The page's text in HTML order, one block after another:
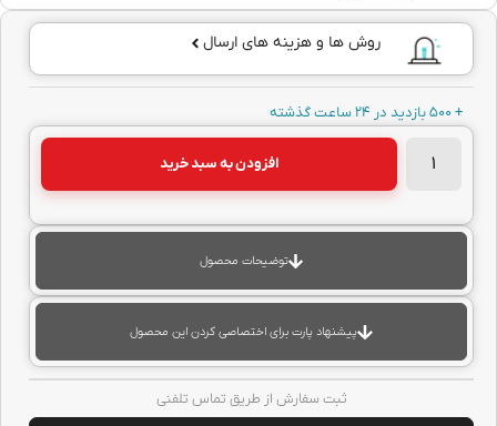
روش ها و هزینه های ارسال
+ 500 بازدید در 24 ساعت گذشته
افزودن به سبد خرید
توضیحات محصول
پیشنهاد پارت برای اختصاصی کردن این محصول
ثبت سفارش از طریق تماس تلفنی